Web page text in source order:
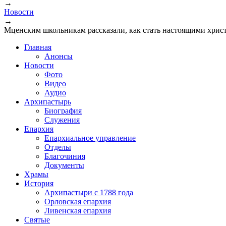
Вы здесь
→
Новости
→
Мценским школьникам рассказали, как стать настоящими
Главная
Анонсы
Новости
Фото
Видео
Аудио
Архипастырь
Биография
Служения
Епархия
Епархиальное управление
Отделы
Благочиния
Документы
Храмы
История
Архипастыри с 1788 года
Орловская епархия
Ливенская епархия
Святые